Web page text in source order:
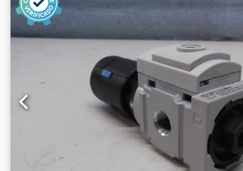
de envío. Chsdpfxex Ekrue Aagsa No se
devoluciones ni se ofrece garantía.